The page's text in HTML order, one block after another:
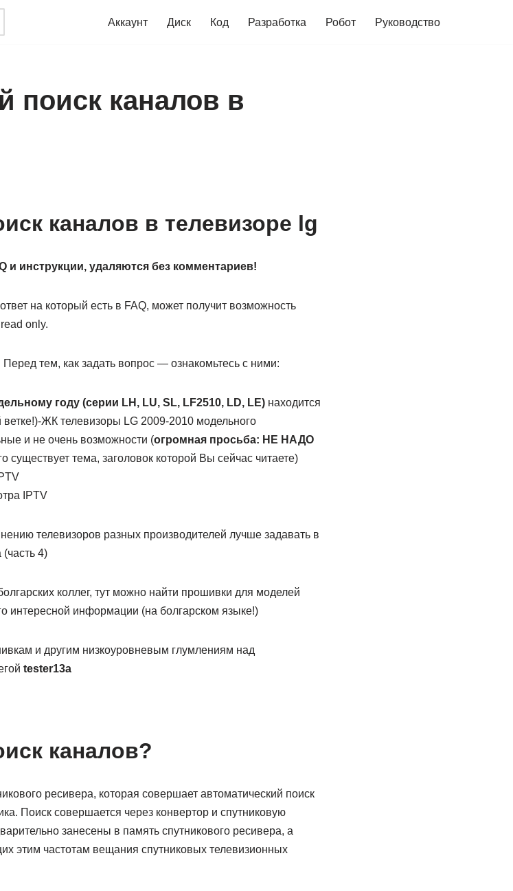
Аккаунт Диск Код Разработка Робот Руководство
поиск каналов в
каналов в телевизоре lg
и инструкции, удаляются без комментариев!
на который есть в FAQ, может получит возможность
only.
тем, как задать вопрос — ознакомьтесь с ними:
году (серии LH, LU, SL, LF2510, LD, LE)находится
ЖК телевизоры LG 2009-2010 модельного
и не очень возможности (огромная просьба: НЕ НАДО
существует тема, заголовок которой Вы сейчас читаете)
IPTV
телевизоров разных производителей лучше задавать в
4)
коллег, тут можно найти прошивки для моделей
интересной информации (на болгарском языке!)
и другим низкоуровневым глумлениям над
tester13a
каналов?
ресивера, которая совершает автоматический поиск
Поиск совершается через конвертор и спутниковую
занесены в память спутникового ресивера, а
этим частотам вещания спутниковых телевизионных